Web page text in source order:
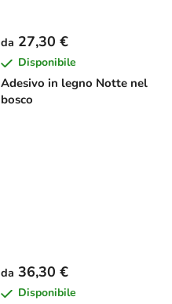
Adesivo in legno Notte nel
bosco
da 27,30 €
Disponibile
da 36,30 €
Disponibile